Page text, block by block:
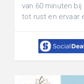
van 60 minuten
tot rust en ervaar